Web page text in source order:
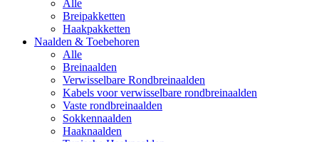
Alle
Breipakketten
Haakpakketten
Naalden & Toebehoren
Alle
Breinaalden
Verwisselbare Rondbreinaalden
Kabels voor verwisselbare rondbreinaalden
Vaste rondbreinaalden
Sokkennaalden
Haaknaalden